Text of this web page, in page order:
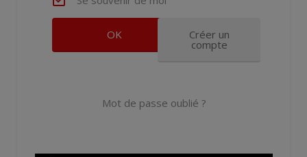
Créer un
compte
Mot de passe oublié ?